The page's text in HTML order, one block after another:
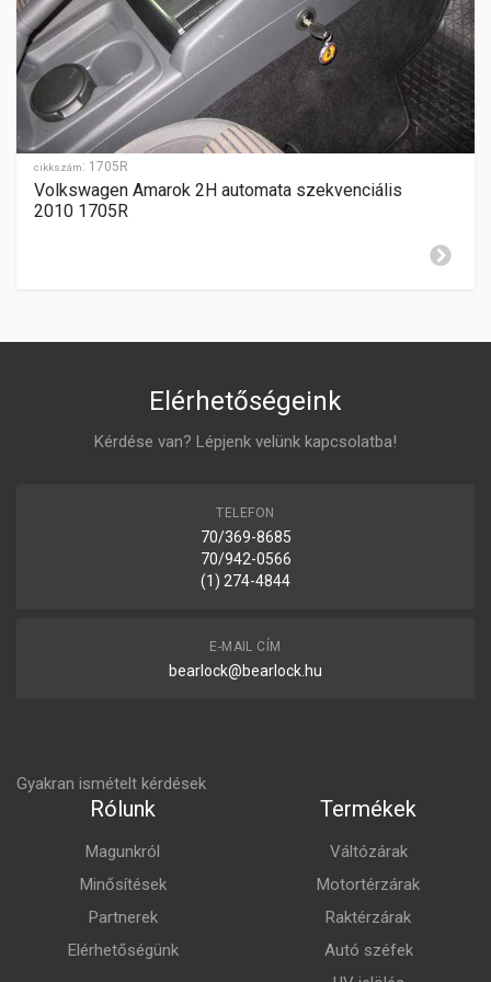
SEBESSÉGFOKOZATOK
6
HÁTRAMENET
elöl
GYÁRTÁSI ÉV
2012-2016
ZÁR CILINDER ELHELYEZÉSE
cikkszám: 1705R
Volkswagen Amarok 2H automata szekvenciális
2010 1705R
Elérhetőségeink
Kérdése van? Lépjenk velünk kapcsolatba!
TELEFON
70/369-8685
70/942-0566
(1) 274-4844
E-MAIL CÍM
bearlock@bearlock.hu
Gyakran ismételt kérdések
Rólunk
Magunkról
Minősítések
Partnerek
Elérhetőségünk
Termékek
Váltózárak
Motortérzárak
Raktérzárak
Autó széfek